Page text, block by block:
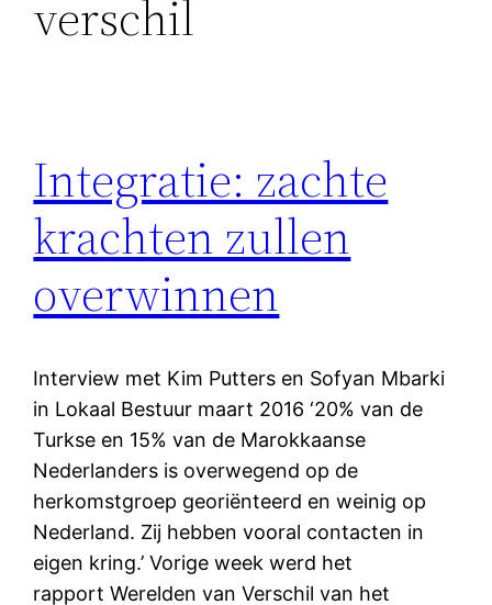
verschil
Integratie: zachte
krachten zullen
overwinnen
Interview met Kim Putters en Sofyan Mbarki
in Lokaal Bestuur maart 2016 ‘20% van de
Turkse en 15% van de Marokkaanse
Nederlanders is overwegend op de
herkomstgroep georiënteerd en weinig op
Nederland. Zij hebben vooral contacten in
eigen kring.’ Vorige week werd het
rapport Werelden van Verschil van het